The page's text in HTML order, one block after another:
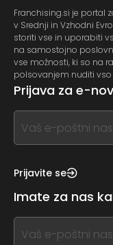
Franchising.si je portal
v Srednji in Vzhodni
storiti vse in uporabiti
na samostojno
vse možnosti, ki so na
polsovanjem nuditi
Prijava za e-
If
you
this,
this
form
field
Prijavite se
Imate za nas
If